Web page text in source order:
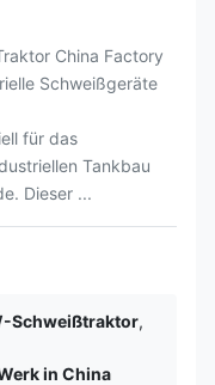
China Factory
Schweißgeräte
für das
Tankbau
Dieser ...
Schweißtraktor,
in China